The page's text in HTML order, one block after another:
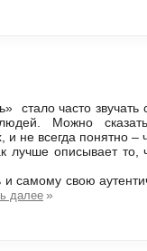
стало часто
людей. Можно
и не всегда понятно
лучше описывает
самому свою
далее »